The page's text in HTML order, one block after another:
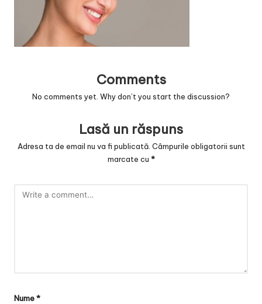
Comments
No comments yet. Why don’t you start the discussion?
Lasă un răspuns
Adresa ta de email nu va fi publicată. Câmpurile obligatorii sunt
marcate cu *
Nume*